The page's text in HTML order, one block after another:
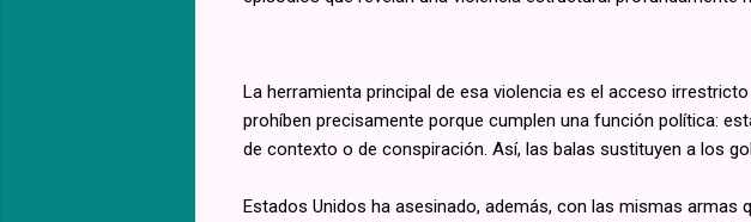
La herramienta principal de esa violencia es el acceso
prohíben precisamente porque cumplen una función política:
de contexto o de conspiración. Así, las balas sustituyen a los
Estados Unidos ha asesinado, además, con las mismas